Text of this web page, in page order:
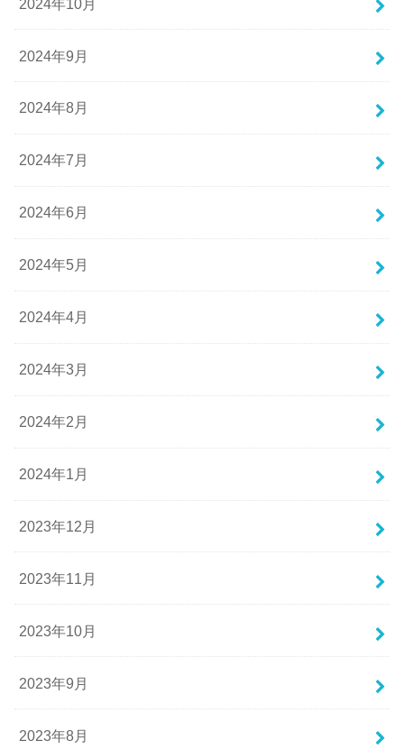
2024年9月
2024年8月
2024年7月
2024年6月
2024年5月
2024年4月
2024年3月
2024年2月
2024年1月
2023年12月
2023年11月
2023年10月
2023年9月
2023年8月